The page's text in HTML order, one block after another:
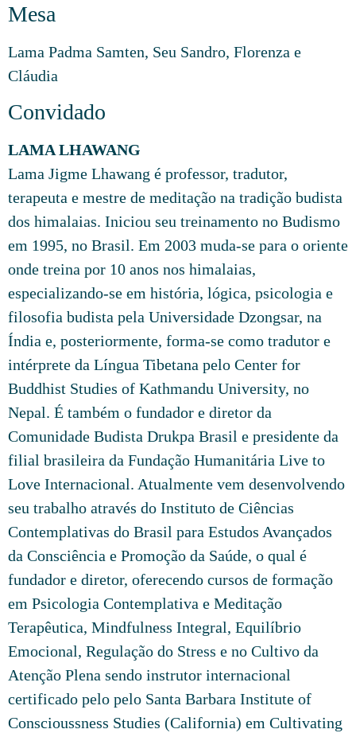
Mesa
Lama Padma Samten, Seu Sandro, Florenza e
Cláudia
Convidado
LAMA LHAWANG
Lama Jigme Lhawang é professor, tradutor,
terapeuta e mestre de meditação na tradição budista
dos himalaias. Iniciou seu treinamento no Budismo
em 1995, no Brasil. Em 2003 muda-se para o oriente
onde treina por 10 anos nos himalaias,
especializando-se em história, lógica, psicologia e
filosofia budista pela Universidade Dzongsar, na
Índia e, posteriormente, forma-se como tradutor e
intérprete da Língua Tibetana pelo Center for
Buddhist Studies of Kathmandu University, no
Nepal. É também o fundador e diretor da
Comunidade Budista Drukpa Brasil e presidente da
filial brasileira da Fundação Humanitária Live to
Love Internacional. Atualmente vem desenvolvendo
seu trabalho através do Instituto de Ciências
Contemplativas do Brasil para Estudos Avançados
da Consciência e Promoção da Saúde, o qual é
fundador e diretor, oferecendo cursos de formação
em Psicologia Contemplativa e Meditação
Terapêutica, Mindfulness Integral, Equilíbrio
Emocional, Regulação do Stress e no Cultivo da
Atenção Plena sendo instrutor internacional
certificado pelo pelo Santa Barbara Institute of
Conscioussness Studies (California) em Cultivating